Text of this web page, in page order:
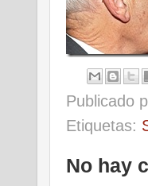
Publicado
Etiquetas:
No hay